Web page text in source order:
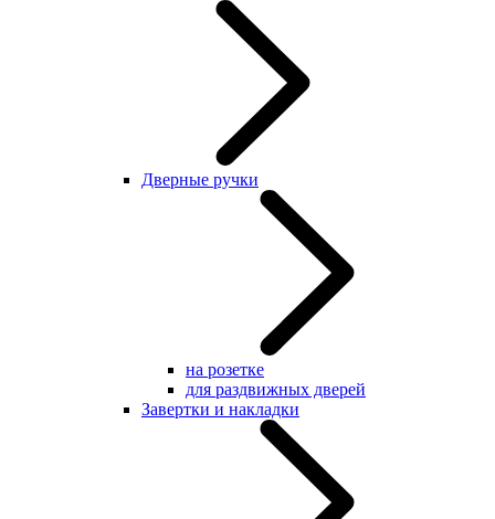
Дверные ручки
на розетке
для раздвижных дверей
Завертки и накладки